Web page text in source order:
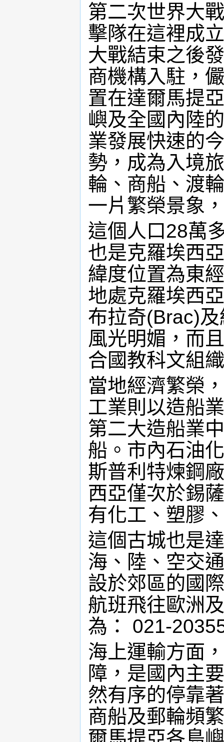
第二次世界大
擊隊在這裡成
大戰結束之後
商機構入駐，
置在達爾馬提
嶼及全國內陸
業發展快速的
勢，成為入境
輪、商船、渡
一片繁榮景象
這個人口28萬
也是克羅埃西
緯度位置為東
地處克羅埃西
布拉奇(Brac)
風光明媚，而
合國教科文組
當地經濟繁榮
工業則以造船
第二大造船業
船。市內石油
斯普利特煉鋼
西亞僅次於錫
有化工、塑膠
這個古城也是
海、陸、空交
設於郊區的國
航班飛往歐洲
為： 021-
海上運輸方面
障，是國內主
然有序的停靠
商船及郵輪頻
爾馬提亞各島